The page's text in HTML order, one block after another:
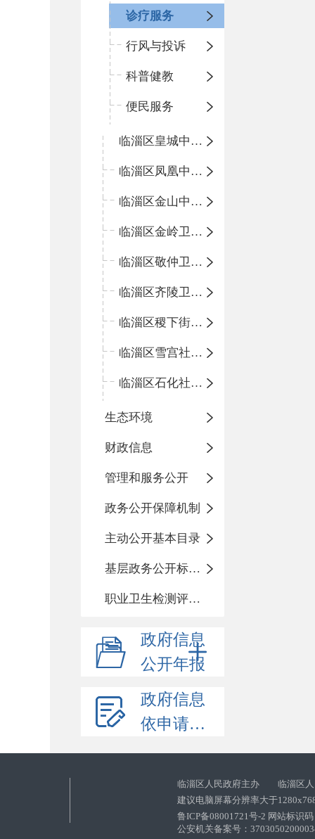
诊疗服务
行风与投诉
科普健教
便民服务
临淄区皇城中心卫生院
临淄区凤凰中心卫生院
临淄区金山中心卫生院
临淄区金岭卫生院
临淄区敬仲卫生院
临淄区齐陵卫生院
临淄区稷下街道淄江社区卫生服务中心
临淄区雪宫社区卫生服务中心
临淄区石化社区卫生服务中心
生态环境
财政信息
管理和服务公开
政务公开保障机制
主动公开基本目录
基层政务公开标准化目录
职业卫生检测评价信息
政府信息
公开年报
政府信息
依申请公开
临淄区人民政府主办 临淄区人
建议电脑屏幕分辨率大于
鲁ICP备08001721号-2 网站标识
公安机关备案号：